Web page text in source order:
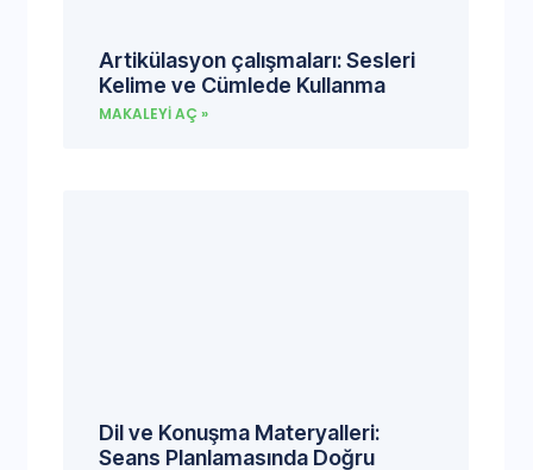
Artikülasyon çalışmaları: Sesleri
Kelime ve Cümlede Kullanma
MAKALEYI AÇ »
Dil ve Konuşma Materyalleri:
Seans Planlamasında Doğru